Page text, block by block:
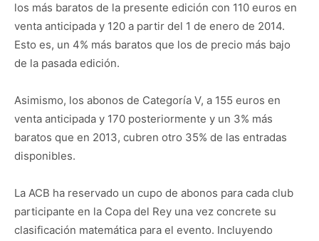
los más baratos de la presente edición con 110 euros en
venta anticipada y 120 a partir del 1 de enero de 2014.
Esto es, un 4% más baratos que los de precio más bajo
de la pasada edición.
Asimismo, los abonos de Categoría V, a 155 euros en
venta anticipada y 170 posteriormente y un 3% más
baratos que en 2013, cubren otro 35% de las entradas
disponibles.
La ACB ha reservado un cupo de abonos para cada club
participante en la Copa del Rey una vez concrete su
clasificación matemática para el evento. Incluyendo